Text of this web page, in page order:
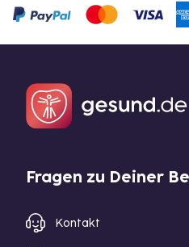
Fragen zu Deiner
Kontakt